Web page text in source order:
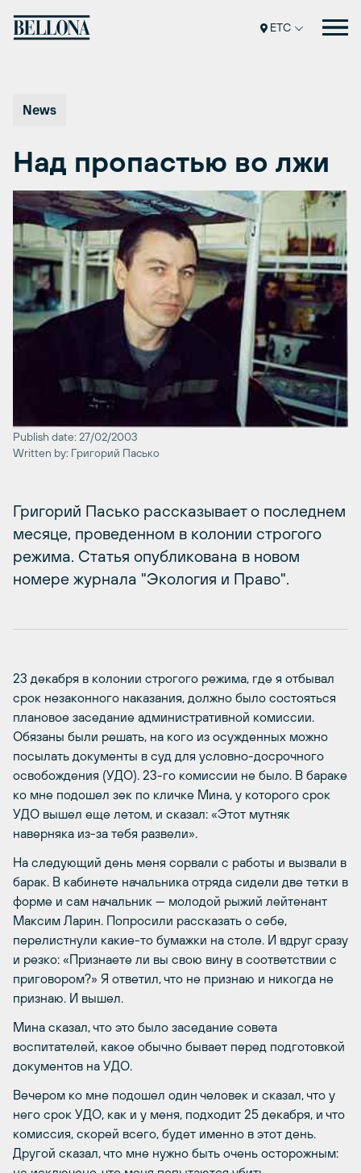
ETC
News
Над пропастью во лжи
Publish date: 27/02/2003
Written by: Григорий Пасько
Григорий Пасько рассказывает о последнем
месяце, проведенном в колонии строгого
режима. Статья опубликована в новом
номере журнала "Экология и Право".
23 декабря в колонии строгого режима, где я отбывал
срок незаконного наказания, должно было состояться
плановое заседание административной комиссии.
Обязаны были решать, на кого из осужденных можно
посылать документы в суд для условно-досрочного
освобождения (УДО). 23-го комиссии не было. В бараке
ко мне подошел зек по кличке Мина, у которого срок
УДО вышел еще летом, и сказал: «Этот мутняк
наверняка из-за тебя развели».
На следующий день меня сорвали с работы и вызвали в
барак. В кабинете начальника отряда сидели две тетки в
форме и сам начальник — молодой рыжий лейтенант
Максим Ларин. Попросили рассказать о себе,
перелистнули какие-то бумажки на столе. И вдруг сразу
и резко: «Признаете ли вы свою вину в соответствии с
приговором?» Я ответил, что не признаю и никогда не
признаю. И вышел.
Мина сказал, что это было заседание совета
воспитателей, какое обычно бывает перед подготовкой
документов на УДО.
Вечером ко мне подошел один человек и сказал, что у
него срок УДО, как и у меня, подходит 25 декабря, и что
комиссия, скорей всего, будет именно в этот день.
Другой сказал, что мне нужно быть очень осторожным: